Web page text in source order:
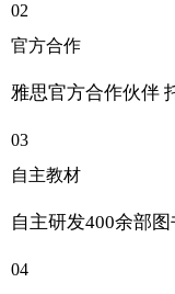
02
官方合作
雅思官方合作伙伴
03
自主教材
自主研发400余部
04